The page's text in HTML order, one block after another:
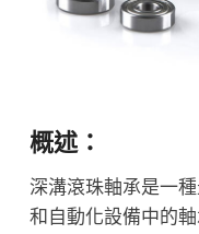
概述：
深溝滾珠軸承是一
和自動化設備中的